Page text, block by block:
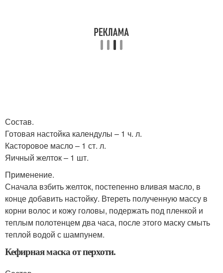
Состав.
Готовая настойка календулы – 1 ч. л.
Касторовое масло – 1 ст. л.
Яичный желток – 1 шт.
Применение.
Сначала взбить желток, постепенно вливая масло, в
конце добавить настойку. Втереть полученную массу в
корни волос и кожу головы, подержать под пленкой и
теплым полотенцем два часа, после этого маску смыть
теплой водой с шампунем.
Кефирная маска от перхоти.